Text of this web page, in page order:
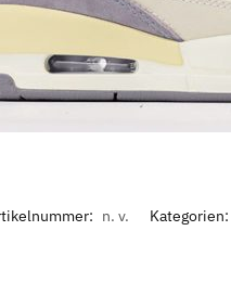
n. v. Kategorien: